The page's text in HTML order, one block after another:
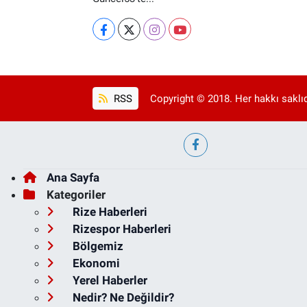
RSS Copyright © 2018. Her hakkı
Ana Sayfa
Kategoriler
Rize Haberleri
Rizespor Haberleri
Bölgemiz
Ekonomi
Yerel Haberler
Nedir? Ne Değildir?